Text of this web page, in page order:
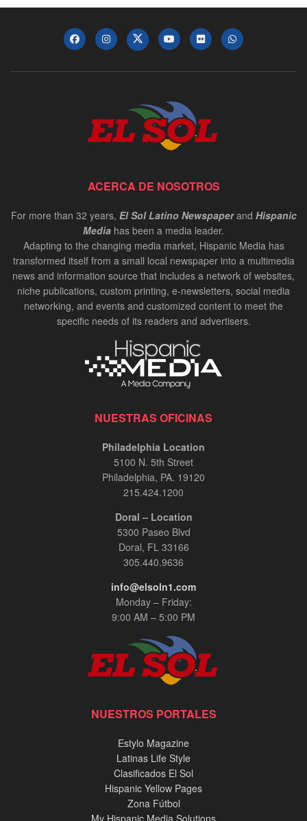
ACERCA DE NOSOTROS
For more than 32 years, El Sol Latino Newspaperand Hispanic
Media has been a media leader.
Adapting to the changing media market, Hispanic Media has
transformed itself from a small local newspaper into a multimedia
news and information source that includes a network of websites,
niche publications, custom printing, e-newsletters, social media
networking, and events and customized content to meet the
specific needs of its readers and advertisers.
NUESTRAS OFICINAS
Philadelphia Location
5100 N. 5th Street
Philadelphia, PA. 19120
215.424.1200
Doral – Location
5300 Paseo Blvd
Doral, FL 33166
305.440.9636
info@elsoln1.com
Monday – Friday:
9:00 AM – 5:00 PM
NUESTROS PORTALES
Estylo Magazine
Latinas Life Style
Clasificados El Sol
Hispanic Yellow Pages
Zona Fútbol
My Hispanic Media Solutions